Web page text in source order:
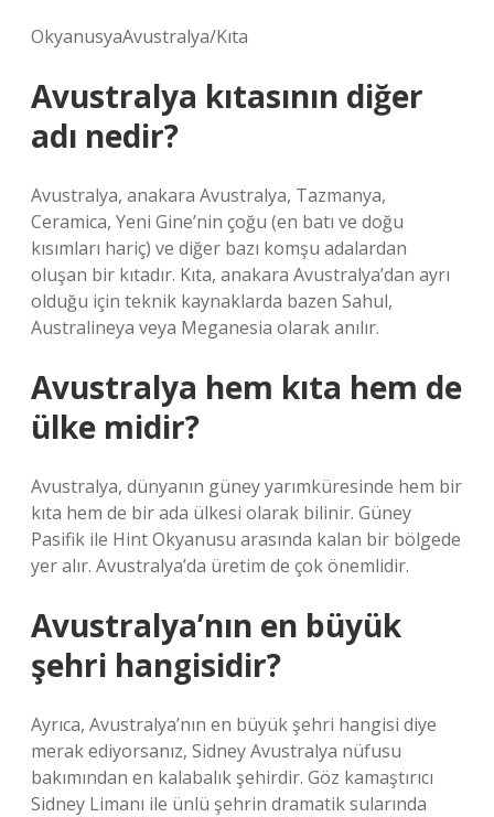
OkyanusyaAvustralya/Kıta
Avustralya kıtasının diğer
adı nedir?
Avustralya, anakara Avustralya, Tazmanya,
Ceramica, Yeni Gine’nin çoğu (en batı ve doğu
kısımları hariç) ve diğer bazı komşu adalardan
oluşan bir kıtadır. Kıta, anakara Avustralya’dan ayrı
olduğu için teknik kaynaklarda bazen Sahul,
Australineya veya Meganesia olarak anılır.
Avustralya hem kıta hem de
ülke midir?
Avustralya, dünyanın güney yarımküresinde hem bir
kıta hem de bir ada ülkesi olarak bilinir. Güney
Pasifik ile Hint Okyanusu arasında kalan bir bölgede
yer alır. Avustralya’da üretim de çok önemlidir.
Avustralya’nın en büyük
şehri hangisidir?
Ayrıca, Avustralya’nın en büyük şehri hangisi diye
merak ediyorsanız, Sidney Avustralya nüfusu
bakımından en kalabalık şehirdir. Göz kamaştırıcı
Sidney Limanı ile ünlü şehrin dramatik sularında